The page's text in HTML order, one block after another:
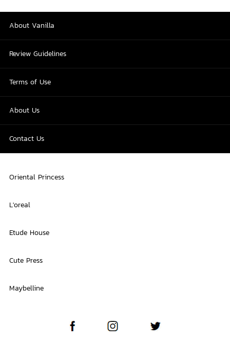
About Vanilla
Review Guidelines
Terms of Use
About Us
Contact Us
Oriental Princess
L'oreal
Etude House
Cute Press
Maybelline